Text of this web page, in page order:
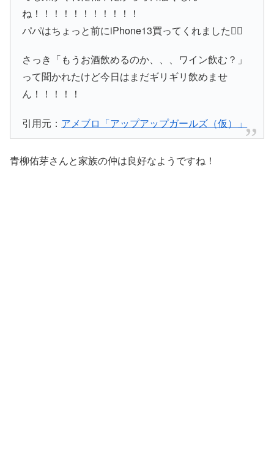
ね！！！！！！！！！！！
パパはちょっと前にiPhone13買ってくれました✊🏻
さっき「もうお酒飲めるのか、、、ワイン飲む？」
って聞かれたけど今日はまだギリギリ飲めませ
ん！！！！！
引用元： アメブロ「アップアップガールズ（仮）」
青柳佑芽さんと家族の仲は良好なようですね！